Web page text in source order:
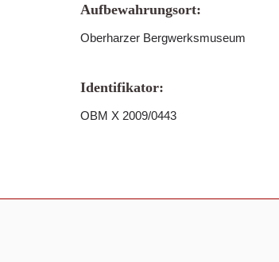
Aufbewahrungsort:
Oberharzer Bergwerksmuseum
Identifikator:
OBM X 2009/0443